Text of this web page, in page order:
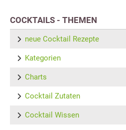
COCKTAILS - THEMEN
neue Cocktail Rezepte
Kategorien
Charts
Cocktail Zutaten
Cocktail Wissen